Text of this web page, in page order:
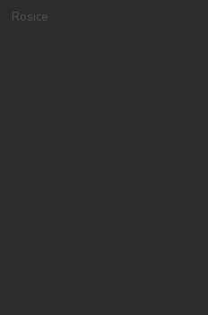
Rosice